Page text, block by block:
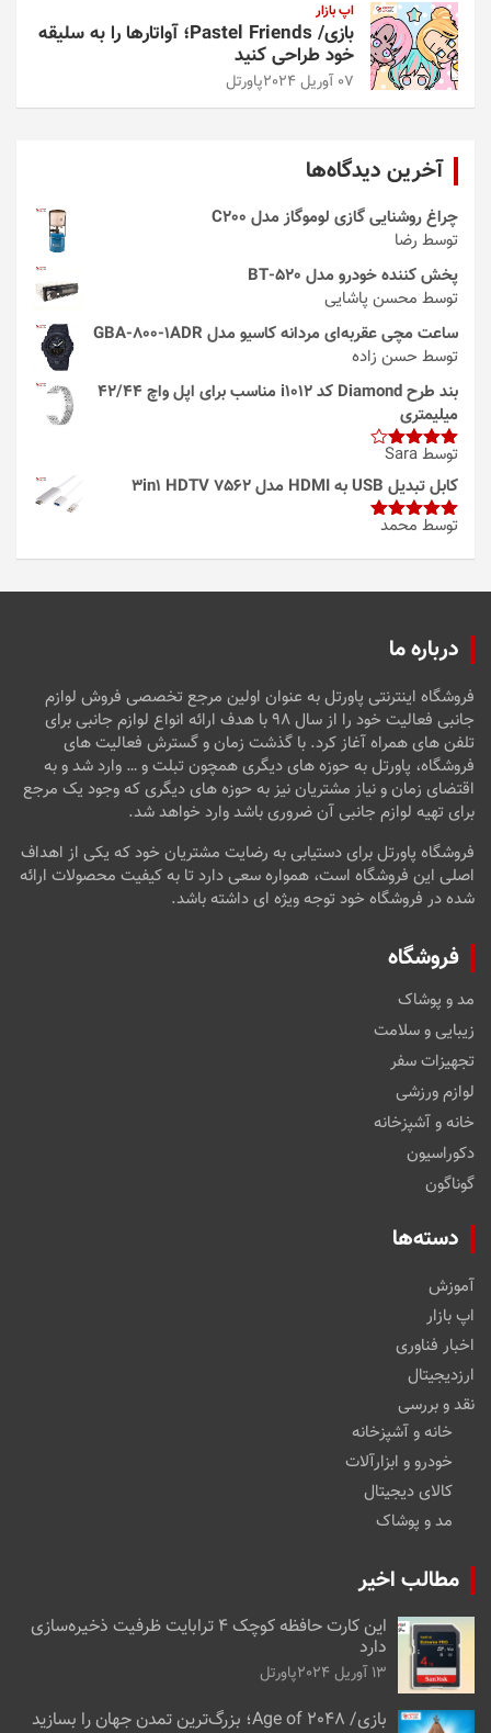
اپ بازار
بازی/ Pastel Friends؛ آواتارها را به سلیقه
خود طراحی کنید
07 آوریل 2024 پاورتل
آخرین دیدگاه‌ها
چراغ روشنایی گازی لوموگاز مدل C200
توسط رضا
پخش کننده خودرو مدل 520-BT
توسط محسن پاشایی
ساعت مچی عقربه‌ای مردانه کاسیو مدل GBA-800-1ADR
توسط حسن زاده
بند طرح Diamond کد i1012 مناسب برای اپل واچ 42/44
میلیمتری
امتیاز4
از 5
توسط Sara
کابل تبدیل USB به HDMI مدل 3in1 HDTV 7562
امتیاز5از
توسط محمد
درباره ما
فروشگاه اینترنتی پاورتل به عنوان اولین مرجع تخصصی فروش لوازم
جانبی فعالیت خود را از سال ۹۸ با هدف ارائه انواع لوازم جانبی برای
تلفن های همراه آغاز کرد. با گذشت زمان و گسترش فعالیت های
فروشگاه، پاورتل به حوزه های دیگری همچون تبلت و … وارد شد و به
اقتضای زمان و نیاز مشتریان نیز به حوزه های دیگری که وجود یک مرجع
برای تهیه لوازم جانبی آن ضروری باشد وارد خواهد شد.
فروشگاه پاورتل برای دستیابی به رضایت مشتریان خود که یکی از اهداف
اصلی این فروشگاه است، همواره سعی دارد تا به کیفیت محصولات ارائه
شده در فروشگاه خود توجه ویژه ای داشته باشد.
فروشگاه
مد و پوشاک
زیبایی و سلامت
تجهیزات سفر
لوازم ورزشی
خانه و آشپزخانه
دکوراسیون
گوناگون
دسته‌ها
آموزش
اپ بازار
اخبار فناوری
ارزدیجیتال
نقد و بررسی
خانه و آشپزخانه
خودرو و ابزارآلات
کالای دیجیتال
مد و پوشاک
مطالب اخیر
این کارت حافظه کوچک ۴ ترابایت ظرفیت ذخیره‌سازی
دارد
13 آوریل 2024 پاورتل
بازی/ Age of 2048؛ بزرگ‌ترین تمدن جهان را بسازید